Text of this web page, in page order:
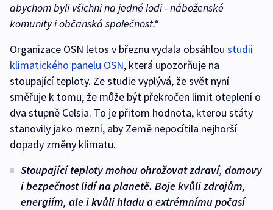
abychom byli všichni na jedné lodi - náboženské
komunity i občanská společnost.“
Organizace OSN letos v březnu vydala obsáhlou studii
klimatického panelu OSN, která upozorňuje na
stoupající teploty. Ze studie vyplývá, že svět nyní
směřuje k tomu, že může být překročen limit oteplení o
dva stupně Celsia. To je přitom hodnota, kterou státy
stanovily jako mezní, aby Země nepocítila nejhorší
dopady změny klimatu.
Stoupající teploty mohou ohrožovat zdraví, domovy
i bezpečnost lidí na planetě. Boje kvůli zdrojům,
energiím, ale i kvůli hladu a extrémnímu počasí